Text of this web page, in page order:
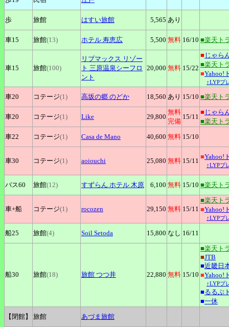
歩 旅館 はすい旅館 5,565 あり
車15 旅館(13) ホテル 寿恵広 5,500 無料 16/10 ■楽天ト
車15 旅館(100)
リブマックス リゾー
ト 三原温泉シーフロ
ント
20,000 無料 15/22
■ じゃら
■楽天ト
■Yahoo!
↑LYPプ
車20 コテージ(1) 高坂の郷 のどか 18,560 あり 15/10 ■楽天ト
車20 コテージ(1) Like 29,800
無料
完備
15/11
■ じゃら
■楽天ト
車22
コテージ(1) Casa de Mano 40,600 無料 15/10
車30 コテージ(1) aoiouchi 25,080 無料 15/11
■Yahoo!
↑LYPプ
バス60 旅館(12) すずらん ホテル 木原 6,100 無料 15/10 ■楽天ト
車+船 コテージ(1) rocozen 29,150 無料 15/11
■楽天ト
■Yahoo!
↑LYPプ
船25 旅館(4) Soil Setoda 15,800 なし 16/11
船30 旅館(18) 旅館 つつ井 22,880 無料 15/10
■楽天ト
■JTB
■近畿日
■Yahoo!
↑LYPプ
■るるぶ
■一休
【閉館】
旅館 あづま旅館